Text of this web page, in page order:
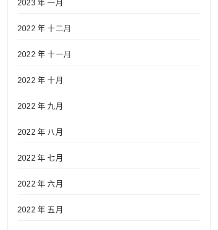
2023 年 一月
2022 年 十二月
2022 年 十一月
2022 年 十月
2022 年 九月
2022 年 八月
2022 年 七月
2022 年 六月
2022 年 五月